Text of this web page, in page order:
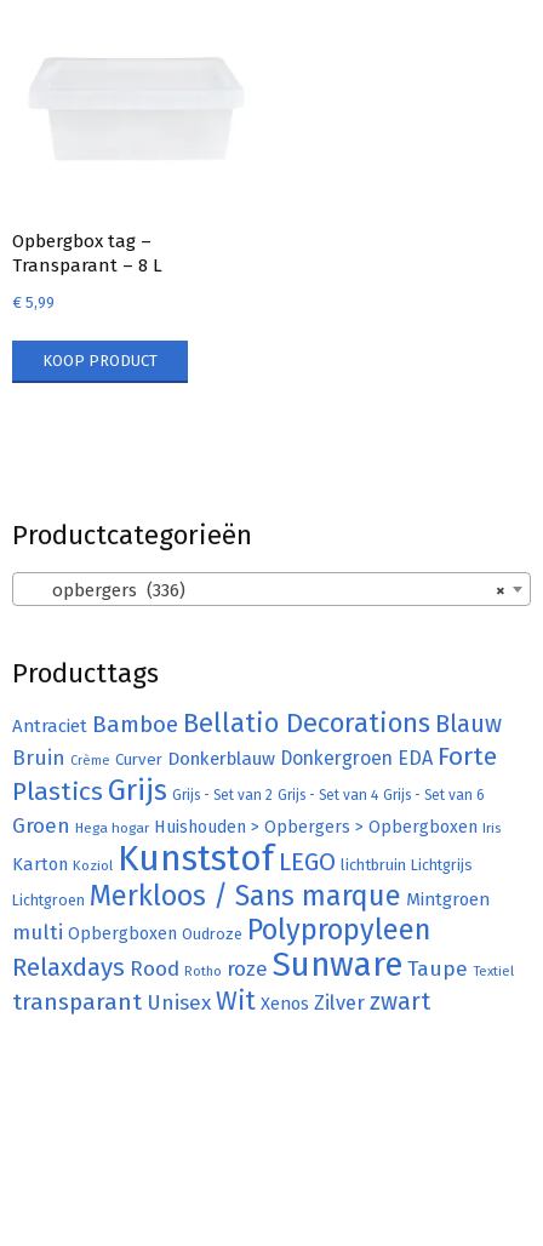
Opbergbox tag –
Transparant – 8 L
€ 5,99
KOOP PRODUCT
Productcategorieën
×
opbergers (336)
Producttags
Antraciet Bamboe Bellatio Decorations Blauw
Bruin Crème Curver Donkerblauw Donkergroen EDA Forte
Plastics Grijs Grijs - Set van 2 Grijs - Set van 4 Grijs - Set van 6
Groen Hega hogar Huishouden > Opbergers > Opbergboxen Iris
Karton Koziol Kunststof LEGO lichtbruin Lichtgrijs
Lichtgroen Merkloos / Sans marque Mintgroen
multi Opbergboxen Oudroze Polypropyleen
Relaxdays Rood Rotho roze Sunware Taupe Textiel
transparant UnisexWit Xenos Zilver zwart